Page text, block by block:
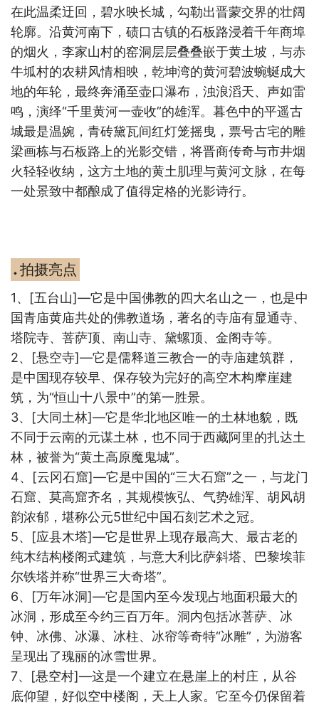
在此温柔迂回，碧水映长城，勾勒出晋蒙交界的壮阔
轮廓。沿黄河南下，碛口古镇的石板路浸着千年商埠
的烟火，李家山村的窑洞层层叠叠嵌于黄土坡，与赤
牛坬村的农耕风情相映，乾坤湾的黄河碧波蜿蜒成大
地的年轮，最终奔涌至壶口瀑布，浊浪滔天、声如雷
鸣，演绎“千里黄河一壶收”的雄浑。暮色中的平遥古
城最是温婉，青砖黛瓦间红灯笼摇曳，票号古宅的雕
梁画栋与石板路上的光影交错，将晋商传奇与市井烟
火轻轻收纳，这方土地的黄土肌理与黄河文脉，在每
一处景致中都酿成了值得定格的光影诗行。
◆ 拍摄亮点
1、 [五台山]—它是中国佛教的四大名山之一，也是中
国青庙黄庙共处的佛教道场，著名的寺庙有显通寺、
塔院寺、菩萨顶、南山寺、黛螺顶、金阁寺等。
2、 [悬空寺]—它是儒释道三教合一的寺庙建筑群，
是中国现存较早、保存较为完好的高空木构摩崖建
筑，为“恒山十八景中”的第一胜景。
3、 [大同土林]—它是华北地区唯一的土林地貌，既
不同于云南的元谋土林，也不同于西藏阿里的扎达土
林，被誉为“黄土高原魔鬼城”。
4、 [云冈石窟]—它是中国的“三大石窟”之一，与龙门
石窟、莫高窟齐名，其规模恢弘、气势雄浑、胡风胡
韵浓郁，堪称公元5世纪中国石刻艺术之冠。
5、 [应县木塔]—它是世界上现存最高大、最古老的
纯木结构楼阁式建筑，与意大利比萨斜塔、巴黎埃菲
尔铁塔并称“世界三大奇塔”。
6、 [万年冰洞]—它是国内至今发现占地面积最大的
冰洞，形成至今约三百万年。洞内包括冰菩萨、冰
钟、冰佛、冰瀑、冰柱、冰帘等奇特“冰雕”，为游客
呈现出了瑰丽的冰雪世界。
7、 [悬空村]—这是一个建立在悬崖上的村庄，从谷
底仰望，好似空中楼阁，天上人家。它至今仍保留着